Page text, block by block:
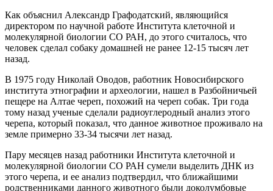
Как объяснил Александр Графодатский, являющийся
директором по научной работе Института клеточной и
молекулярной биологии СО РАН, до этого считалось, что
человек сделал собаку домашней не ранее 12-15 тысяч лет
назад.
В 1975 году Николай Оводов, работник Новосибирского
института этнографии и археологии, нашел в Разбойничьей
пещере на Алтае череп, похожий на череп собак. Три года
тому назад ученые сделали радиоуглеродный анализ этого
черепа, который показал, что данное животное проживало на
земле примерно 33-34 тысячи лет назад.
Пару месяцев назад работники Института клеточной и
молекулярной биологии СО РАН сумели выделить ДНК из
этого черепа, и ее анализ подтвердил, что ближайшими
родственниками данного животного были доколумбовые